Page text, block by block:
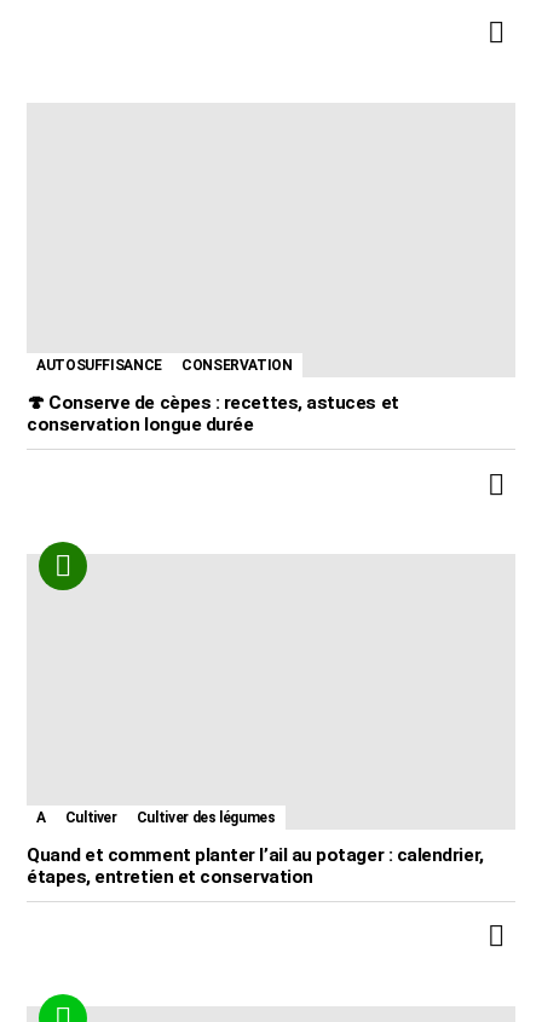
AUTOSUFFISANCE CONSERVATION
🍄 Conserve de cèpes : recettes, astuces et
conservation longue durée
A Cultiver Cultiver des légumes
Quand et comment planter l’ail au potager : calendrier,
étapes, entretien et conservation